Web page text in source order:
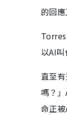
的回
以AI
直至
嗎？
命正被